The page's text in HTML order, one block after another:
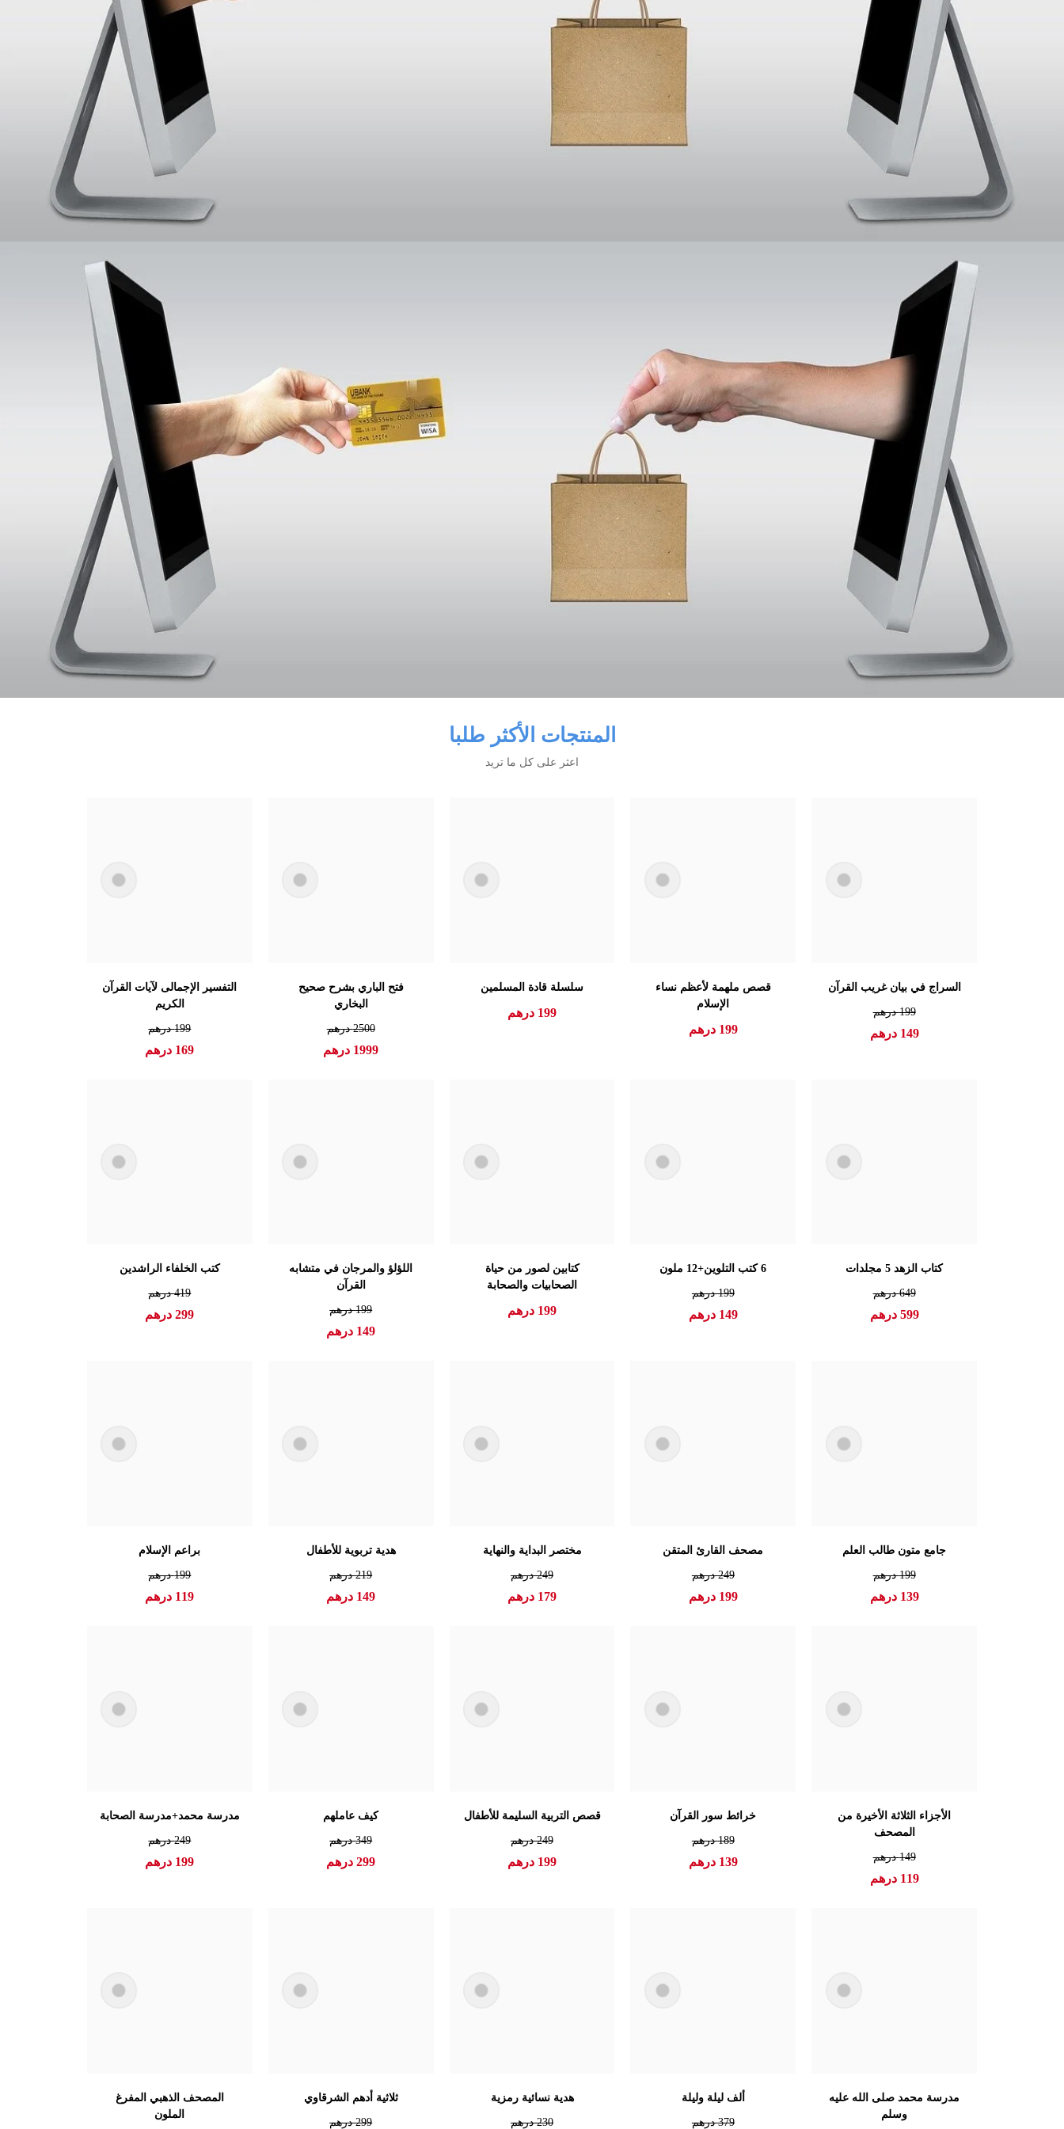
المنتجات الأكثر طلبا
اعثر على كل ما تريد
السراج في بيان غريب القرآن
199درهم
149 درهم
قصص ملهمة لأعظم نساء
الإسلام
199 درهم
سلسلة قادة المسلمين
199 درهم
فتح الباري بشرح صحيح
البخاري
2500درهم
1999 درهم
التفسير الإجمالى لآيات القرآن
الكريم
199درهم
169 درهم
كتاب الزهد 5 مجلدات
649درهم
599 درهم
6 كتب التلوين+12 ملون
199درهم
149 درهم
كتابين لصور من حياة
الصحابيات والصحابة
199 درهم
اللؤلؤ والمرجان في متشابه
القرآن
199درهم
149 درهم
كتب الخلفاء الراشدين
419درهم
299درهم
جامع متون طالب العلم
199درهم
139 درهم
مصحف القارئ المتقن
249درهم
199 درهم
مختصر البداية والنهاية
249درهم
179 درهم
هدية تربوية للأطفال
219درهم
149 درهم
براعم الإسلام
199درهم
119 درهم
الأجزاء الثلاثة الأخيرة من
المصحف
149درهم
119 درهم
خرائط سور القرآن
189درهم
139 درهم
قصص التربية السليمة للأطفال
249درهم
199 درهم
كيف عاملهم
349درهم
299درهم
مدرسة محمد+مدرسة الصحابة
249درهم
199 درهم
مدرسة محمد صلى الله عليه
وسلم
ألف ليلة وليلة
379درهم
هدية نسائية رمزية
230درهم
ثلاثية أدهم الشرقاوي
299درهم
المصحف الذهبي المفرغ
الملون